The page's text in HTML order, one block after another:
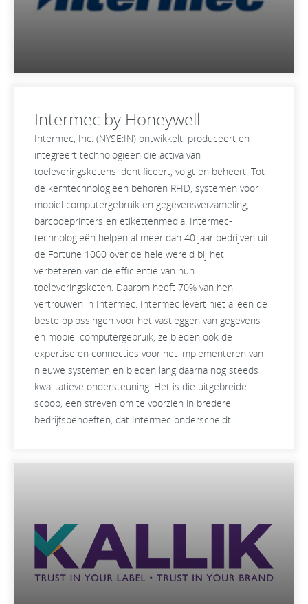
Intermec by Honeywell
Intermec, Inc. (NYSE:IN) ontwikkelt, produceert en
integreert technologieën die activa van
toeleveringsketens identificeert, volgt en beheert. Tot
de kerntechnologieën behoren RFID, systemen voor
mobiel computergebruik en gegevensverzameling,
barcodeprinters en etikettenmedia. Intermec-
technologieën helpen al meer dan 40 jaar bedrijven uit
de Fortune 1000 over de hele wereld bij het
verbeteren van de efficiëntie van hun
toeleveringsketen. Daarom heeft 70% van hen
vertrouwen in Intermec. Intermec levert niet alleen de
beste oplossingen voor het vastleggen van gegevens
en mobiel computergebruik, ze bieden ook de
expertise en connecties voor het implementeren van
nieuwe systemen en bieden lang daarna nog steeds
kwalitatieve ondersteuning. Het is die uitgebreide
scoop, een streven om te voorzien in bredere
bedrijfsbehoeften, dat Intermec onderscheidt.